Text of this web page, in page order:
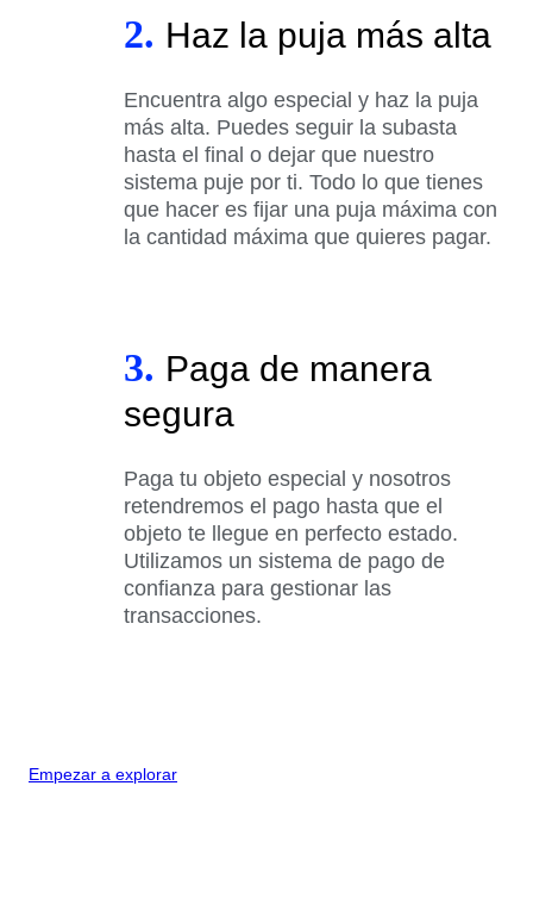
2. Haz la puja más alta
Encuentra algo especial y haz la puja
más alta. Puedes seguir la subasta
hasta el final o dejar que nuestro
sistema puje por ti. Todo lo que tienes
que hacer es fijar una puja máxima con
la cantidad máxima que quieres pagar.
3. Paga de manera
segura
Paga tu objeto especial y nosotros
retendremos el pago hasta que el
objeto te llegue en perfecto estado.
Utilizamos un sistema de pago de
confianza para gestionar las
transacciones.
Empezar a explorar